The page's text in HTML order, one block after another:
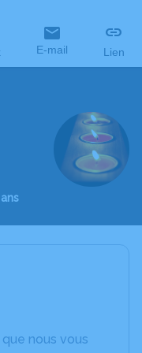
E-mail Lien
nous vous